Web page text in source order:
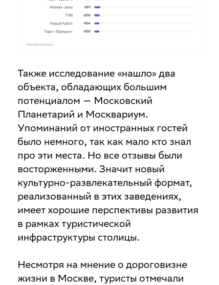
Также исследование «нашло» два
объекта, обладающих большим
потенциалом — Московский
Планетарий и Москвариум.
Упоминаний от иностранных гостей
было немного, так как мало кто знал
про эти места. Но все отзывы были
восторженными. Значит новый
культурно-развлекательный формат,
реализованный в этих заведениях,
имеет хорошие перспективы развития
в рамках туристической
инфраструктуры столицы.
Несмотря на мнение о дороговизне
жизни в Москве, туристы отмечали